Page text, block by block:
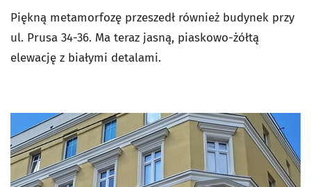
Piękną metamorfozę przeszedł również budynek przy
ul. Prusa 34-36. Ma teraz jasną, piaskowo-żółtą
elewację z białymi detalami.